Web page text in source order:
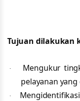
Tujuan dilakukan
·
Mengukur
pelayanan
·